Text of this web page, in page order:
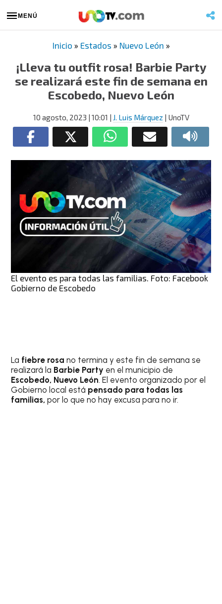
MENÚ
Inicio » Estados » Nuevo León »
¡Lleva tu outfit rosa! Barbie Party
se realizará este fin de semana en
Escobedo, Nuevo León
10 agosto, 2023 | 10:01 | J. Luis Márquez | UnoTV
El evento es para todas las familias. Foto: Facebook
Gobierno de Escobedo
La fiebre rosano termina y este fin de semana se
realizará la Barbie Party en el municipio de
Escobedo, Nuevo León. El evento organizado por el
Gobierno local está pensado para todas las
familias,por lo que no hay excusa para no ir.